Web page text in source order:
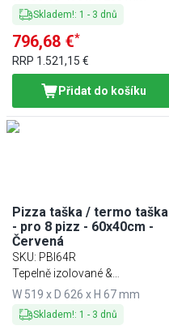
Skladem!: 1 - 3 dnů
796,68 €*
RRP 1.521,15 €
Přidat do košíku
Pizza taška / termo taška
- pro 8 pizz - 60x40cm -
Červená
SKU: PBI64R
Tepelně izolované &
vodoodpudivé
W 519 x D 626 x H 67 mm
Skladem!: 1 - 3 dnů